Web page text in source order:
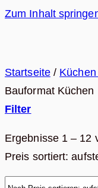
Zum Inhalt
Startseite /
Bauformat Küchen
Filter
Ergebnisse 1 – 12
Preis sortiert: